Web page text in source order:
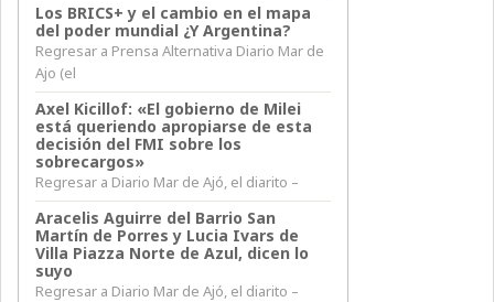
Los BRICS+ y el cambio en el mapa
del poder mundial ¿Y Argentina?
Regresar a Prensa Alternativa Diario Mar de
Ajo (el
Axel Kicillof: «El gobierno de Milei
está queriendo apropiarse de esta
decisión del FMI sobre los
sobrecargos»
Regresar a Diario Mar de Ajó, el diarito –
Aracelis Aguirre del Barrio San
Martín de Porres y Lucia Ivars de
Villa Piazza Norte de Azul, dicen lo
suyo
Regresar a Diario Mar de Ajó, el diarito –